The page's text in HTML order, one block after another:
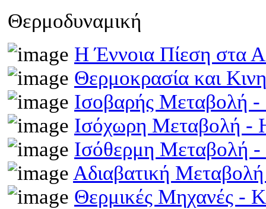
Θερμοδυναμική
Η Έννοια Πίεση στα
Θερμοκρασία και
Ισοβαρής Μεταβολή
Ισόχωρη Μεταβολή -
Ισόθερμη Μεταβολή
Αδιαβατική
Θερμικές Μηχανές -